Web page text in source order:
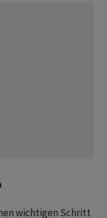
wichtigen Schritt